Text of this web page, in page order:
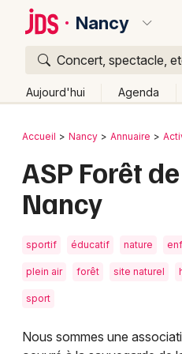
Nancy
Concert, spectacle,
Aujourd'hui Agenda
Publier un
Activité & Expérience
Foires & salons
Bordeaux
Colmar
Marseille
Mulhouse
Retour
Accueil Nancy Annuaire
ASP Forêt
Nancy
sportif éducatif nature
plein air forêt site naturel
sport
Nous sommes une
Quoi ?
Où ?
Partout
Près de moi
Quand ?